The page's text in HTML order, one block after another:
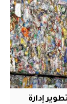
إدارة